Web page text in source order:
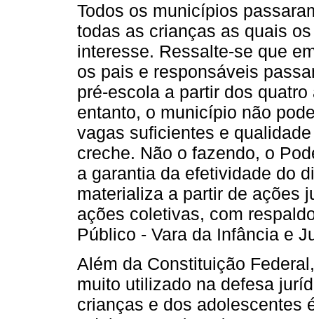
Todos os municípios
todas as crianças as quais
interesse. Ressalte-se que
os pais e responsáveis
pré-escola a partir dos
entanto, o município não
vagas suficientes e
creche. Não o fazendo, o
a garantia da efetividade do
materializa a partir de ações
ações coletivas, com
Público - Vara da Infância e
Além da Constituição
muito utilizado na defesa
crianças e dos adolescentes